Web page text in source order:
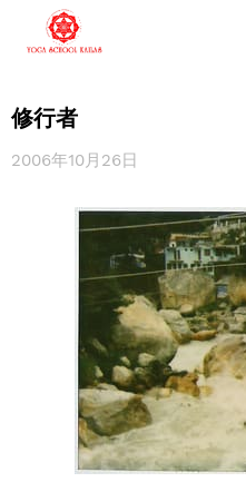
修行者
2006年10月26日